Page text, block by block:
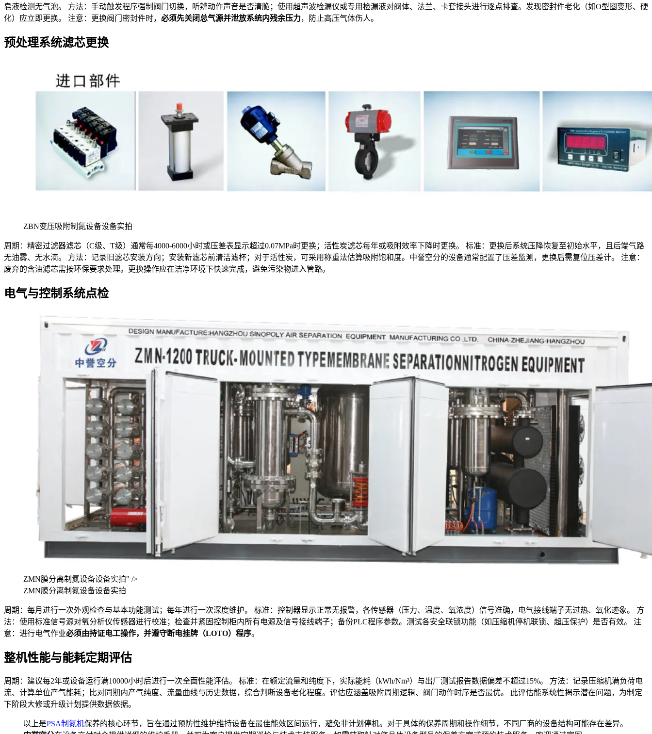
皂液检测无气泡。 方法：手动触发程序强制阀门切换，听辨动作声音是否清脆；使用超声波检漏仪或专用检漏液对阀体、法兰、卡套接头进行逐点排查。发现密封件老化（如O型圈变形、硬
化）应立即更换。 注意：更换阀门密封件时， 必须先关闭总气源并泄放系统内残余压力，防止高压气体伤人。
预处理系统滤芯更换
ZBN变压吸附制氮设备设备实拍
周期：精密过滤器滤芯（C级、T级）通常每4000-6000小时或压差表显示超过0.07MPa时更换；活性炭滤芯每年或吸附效率下降时更换。 标准：更换后系统压降恢复至初始水平，且后端气路
无油雾、无水滴。 方法：记录旧滤芯安装方向；安装新滤芯前清洁滤杯；对于活性炭，可采用称重法估算吸附饱和度。中誉空分的设备通常配置了压差监测，更换后需复位压差计。 注意：
废弃的含油滤芯需按环保要求处理。更换操作应在洁净环境下快速完成，避免污染物进入管路。
电气与控制系统点检
ZMN膜分离制氮设备设备实拍" />
ZMN膜分离制氮设备设备实拍
周期：每月进行一次外观检查与基本功能测试；每年进行一次深度维护。 标准：控制器显示正常无报警，各传感器（压力、温度、氧浓度）信号准确，电气接线端子无过热、氧化迹象。 方
法：使用标准信号源对氧分析仪传感器进行校准；检查并紧固控制柜内所有电源及信号接线端子；备份PLC程序参数。测试各安全联锁功能（如压缩机停机联锁、超压保护）是否有效。 注
意：进行电气作业必须由持证电工操作，并遵守断电挂牌（LOTO）程序。
整机性能与能耗定期评估
周期：建议每2年或设备运行满10000小时后进行一次全面性能评估。 标准：在额定流量和纯度下，实际能耗（kWh/Nm³）与出厂测试报告数据偏差不超过15%。 方法：记录压缩机满负荷电
流、计算单位产气能耗；比对同期内产气纯度、流量曲线与历史数据，综合判断设备老化程度。评估应涵盖吸附周期逻辑、阀门动作时序是否最优。 此评估能系统性揭示潜在问题，为制定
下阶段大修或升级计划提供数据依据。
以上是PSA制氮机保养的核心环节，旨在通过预防性维护维持设备在最佳能效区间运行，避免非计划停机。对于具体的保养周期和操作细节，不同厂商的设备结构可能存在差异。